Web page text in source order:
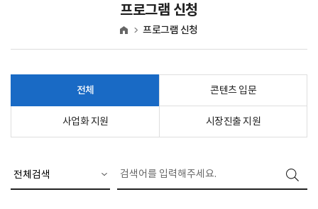
프로그램 신청
홈 프로그램 신청
전체 콘텐츠 입문
사업화 지원 시장진출 지원